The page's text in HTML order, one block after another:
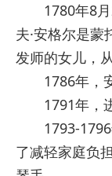
1780年8月
夫·安格尔是
发师的女儿，
1786年，安
1791年，进
1793-1796
了减轻家庭负